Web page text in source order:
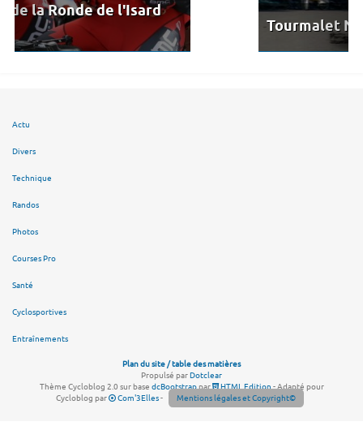
Tourmalet Night Experience
Actu
Divers
Technique
Randos
Photos
Courses Pro
Santé
Cyclosportives
Entraînements
Plan du site / table des matières
Propulsé parDotclear
Thème Cycloblog 2.0 sur base dcBootstrappar HTML Edition- Adapté pour
Cycloblog par
Com'3Elles- Mentions légales et Copyright©